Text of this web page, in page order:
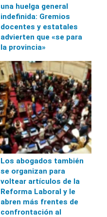
una huelga general
indefinida: Gremios
docentes y estatales
advierten que «se para
la provincia»
Los abogados también
se organizan para
voltear artículos de la
Reforma Laboral y le
abren más frentes de
confrontación al